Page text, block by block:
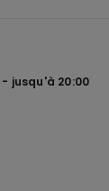
jusqu'à 20:00